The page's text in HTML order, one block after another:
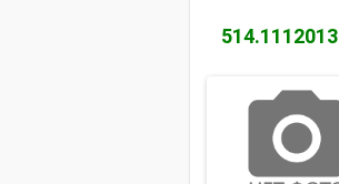
514.1112013